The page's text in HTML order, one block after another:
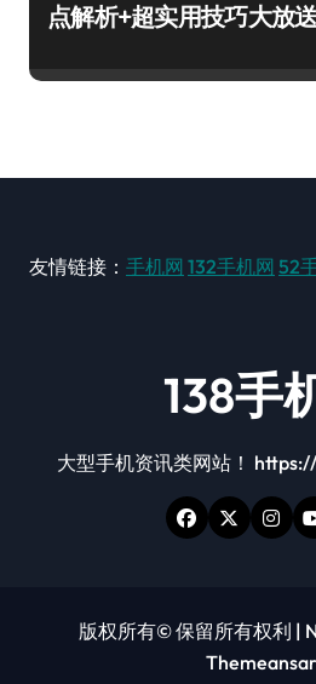
点解析+超实用技巧大放
友情链接： 手机网 132手机网 52
138手
大型手机资讯类网站！
版权所有© 保留所有权利 |
Themeansar